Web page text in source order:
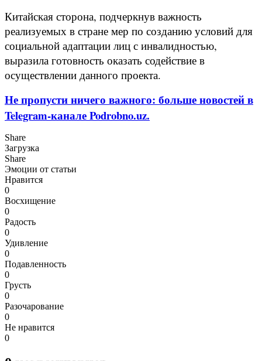
Китайская сторона, подчеркнув важность
реализуемых в стране мер по созданию условий для
социальной адаптации лиц с инвалидностью,
выразила готовность оказать содействие в
осуществлении данного проекта.
Не пропусти ничего важного: больше новостей в
Telegram-канале Podrobno.uz.
Share
Загрузка
Share
Эмоции от статьи
Нравится
0
Восхищение
0
Радость
0
Удивление
0
Подавленность
0
Грусть
0
Разочарование
0
Не нравится
0